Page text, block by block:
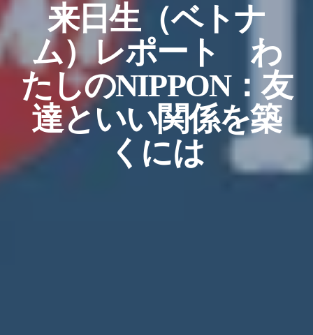
来日生（ベトナ
ム）レポート わ
たしのNIPPON：友
達といい関係を築
くには